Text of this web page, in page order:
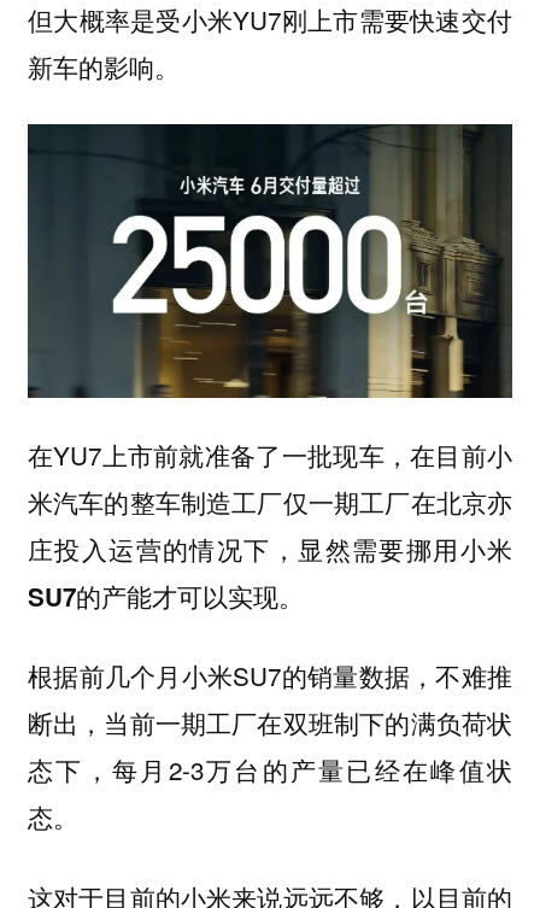
但大概率是受小米YU7刚上市需要快速交付
新车的影响。
在YU7上市前就准备了一批现车，在目前小
米汽车的整车制造工厂仅一期工厂在北京亦
庄投入运营的情况下，显然需要挪用小米
SU7的产能才可以实现。
根据前几个月小米SU7的销量数据，不难推
断出，当前一期工厂在双班制下的满负荷状
态下，每月2-3万台的产量已经在峰值状
态。
这对于目前的小米来说远远不够，以目前的